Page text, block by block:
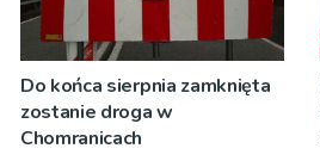
Do końca sierpnia zamknięta
zostanie droga w
Chomranicach